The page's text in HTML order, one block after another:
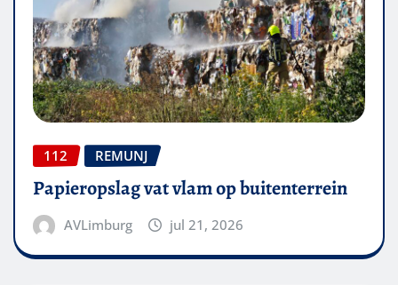
112 REMUNJ
Papieropslag vat vlam op buitenterrein
AVLimburg jul 21, 2026